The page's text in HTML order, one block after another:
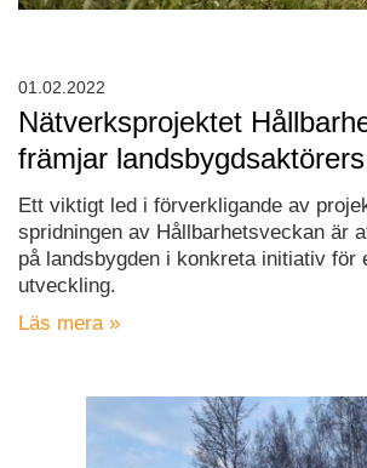
Nätverksprojektet
främjar
Ett viktigt led i förverkligande av
spridningen av Hållbarhetsveckan är
på landsbygden i konkreta initiativ för
utveckling.
Läs mera »
01.02.2022